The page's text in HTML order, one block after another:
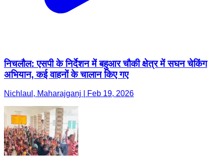
निचलौल: एसपी के निर्देशन में बहुआर चौकी क्षेत्र में सघन चेकिंग
अभियान, कई वाहनों के चालान किए गए
Nichlaul, Maharajganj | Feb 19, 2026